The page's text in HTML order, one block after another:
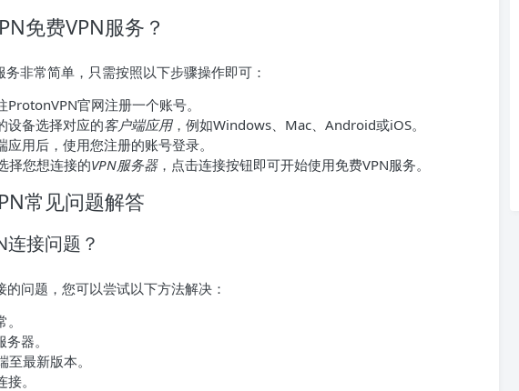
免费VPN服务？
非常简单，只需按照以下步骤操作即可：
ProtonVPN官网注册一个账号。
设备选择对应的客户端应用，例如Windows、Mac、Android或iOS。
应用后，使用您注册的账号登录。
择您想连接的VPN服务器，点击连接按钮即可开始使用免费VPN服务。
常见问题解答
接问题？
问题，您可以尝试以下方法解决：
器。
最新版本。
。